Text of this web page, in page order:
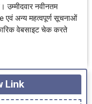
उम्मीदवार नवीनतम
अन्य महत्वपूर्ण सूचनाओं
वेबसाइट चेक करते
Link